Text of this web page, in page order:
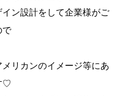
ン設計をして企業様がご
で
リカンのイメージ等にあ
♡